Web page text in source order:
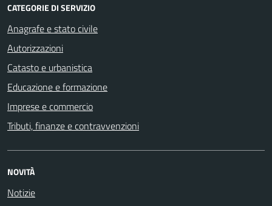
CATEGORIE DI SERVIZIO
Anagrafe e stato civile
Autorizzazioni
Catasto e urbanistica
Educazione e formazione
Imprese e commercio
Tributi, finanze e contravvenzioni
NOVITÀ
Notizie